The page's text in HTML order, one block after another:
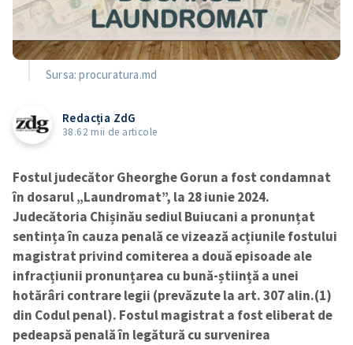
Sursa: procuratura.md
Redacția ZdG
38.62 mii de articole
Fostul judecător Gheorghe Gorun a fost condamnat
în dosarul „Laundromat”, la 28 iunie 2024.
Judecătoria Chișinău sediul Buiucani a pronunțat
sentința în cauza penală ce vizează acțiunile fostului
magistrat privind comiterea a două episoade ale
infracțiunii pronunțarea cu bună-știință a unei
hotărâri contrare legii (prevăzute la art. 307 alin.(1)
din Codul penal). Fostul magistrat a fost eliberat de
pedeapsă penală în legătură cu survenirea